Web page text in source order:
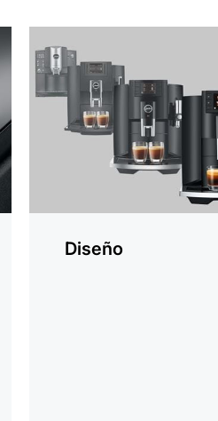
Diseño
información